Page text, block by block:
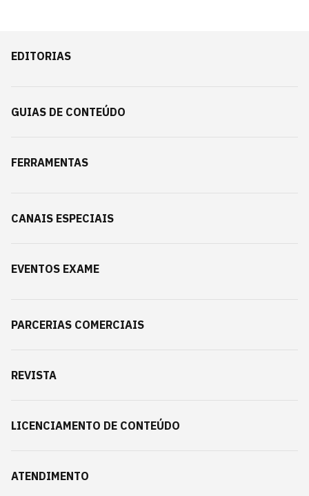
EDITORIAS
GUIAS DE CONTEÚDO
FERRAMENTAS
CANAIS ESPECIAIS
EVENTOS EXAME
PARCERIAS COMERCIAIS
REVISTA
LICENCIAMENTO DE CONTEÚDO
ATENDIMENTO